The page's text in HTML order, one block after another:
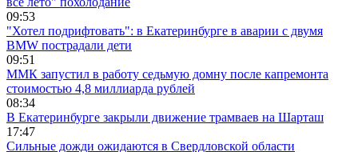
09:53
"Хотел подрифтовать": в Екатеринбурге в аварии с двумя
BMW пострадали дети
09:51
ММК запустил в работу седьмую домну после капремонта
стоимостью 4,8 миллиарда рублей
08:34
В Екатеринбурге закрыли движение трамваев на Шарташ
17:47
Сильные дожди ожидаются в Свердловской области